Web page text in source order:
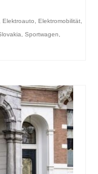
Elektroauto, Elektromobilität,
, Sportwagen,